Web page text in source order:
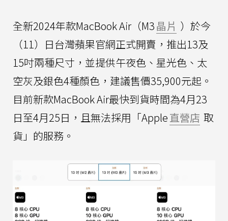
全新2024年款MacBook Air（M3晶片 ）於今
（11）日台灣蘋果官網正式開賣，推出13及
15吋兩種尺寸，並提供午夜色、星光色、太
空灰及銀色4種顏色，建議售價35,900元起。
目前新款MacBook Air最快到貨時間為4月23
日至4月25日，且無法採用「Apple直營店 取
貨」的服務。